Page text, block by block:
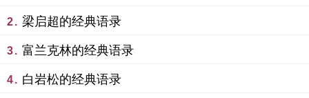
2. 梁启超的经典语录
3. 富兰克林的经典语录
4. 白岩松的经典语录